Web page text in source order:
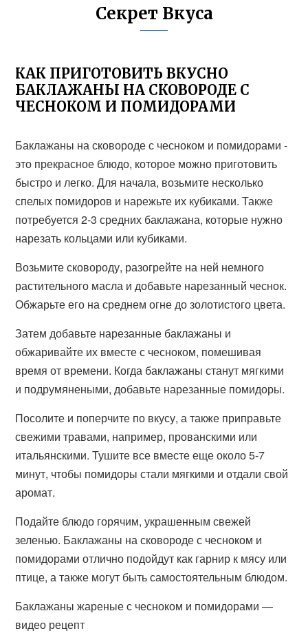
Секрет Вкуса
КАК ПРИГОТОВИТЬ ВКУСНО
БАКЛАЖАНЫ НА СКОВОРОДЕ С
ЧЕСНОКОМ И ПОМИДОРАМИ
Баклажаны на сковороде с чесноком и помидорами -
это прекрасное блюдо, которое можно приготовить
быстро и легко. Для начала, возьмите несколько
спелых помидоров и нарежьте их кубиками. Также
потребуется 2-3 средних баклажана, которые нужно
нарезать кольцами или кубиками.
Возьмите сковороду, разогрейте на ней немного
растительного масла и добавьте нарезанный чеснок.
Обжарьте его на среднем огне до золотистого цвета.
Затем добавьте нарезанные баклажаны и
обжаривайте их вместе с чесноком, помешивая
время от времени. Когда баклажаны станут мягкими
и подрумянеными, добавьте нарезанные помидоры.
Посолите и поперчите по вкусу, а также приправьте
свежими травами, например, прованскими или
итальянскими. Тушите все вместе еще около 5-7
минут, чтобы помидоры стали мягкими и отдали свой
аромат.
Подайте блюдо горячим, украшенным свежей
зеленью. Баклажаны на сковороде с чесноком и
помидорами отлично подойдут как гарнир к мясу или
птице, а также могут быть самостоятельным блюдом.
Баклажаны жареные с чесноком и помидорами —
видео рецепт